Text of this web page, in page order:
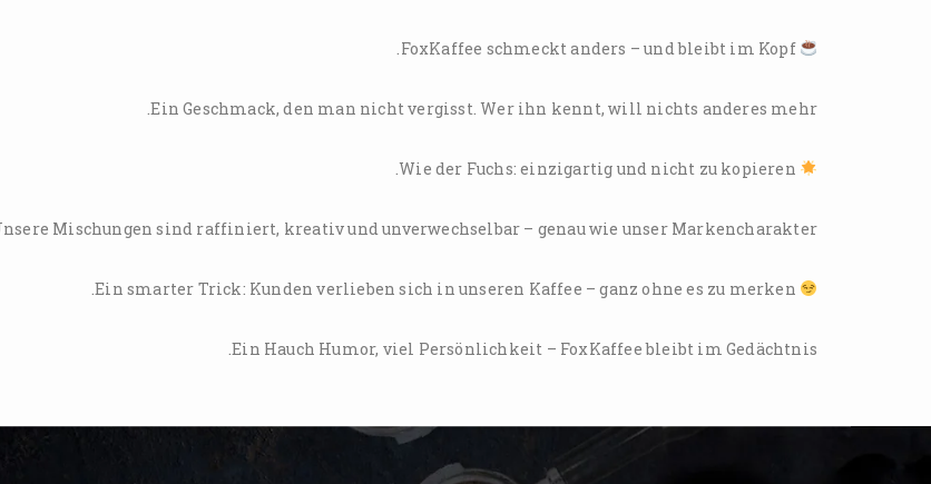
FoxKaffee schmeckt anders – und bleibt im Kopf.
Ein Geschmack, den man nicht vergisst. Wer ihn kennt, will nichts anderes mehr.
Mischungen sind raffiniert, kreativ und unverwechselbar – genau wie unser Markencharakter.
Ein Hauch Humor, viel Persönlichkeit – FoxKaffee bleibt im Gedächtnis.